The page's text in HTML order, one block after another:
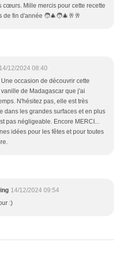
cœurs. Mille mercis pour cette recette
de fin d'année 🧑‍🎄🧑‍🎄🥂🥂
14/12/2024 08:40
occasion de découvrir cette
de Madagascar que j'ai
N'hésitez pas, elle est très
dans les grandes surfaces et en plus
pas négligeable. Encore MERCI...
idées pour les fêtes et pour toutes
14/12/2024 09:54
:)